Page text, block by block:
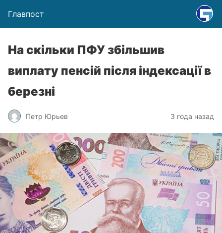
Главпост
На скільки ПФУ збільшив
виплату пенсій після індексації в
березні
Петр Юрьев 3 года назад